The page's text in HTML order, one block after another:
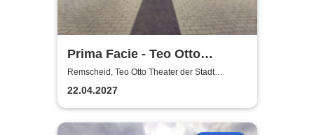
Prima Facie - Teo Otto
Theater
Remscheid, Teo Otto Theater der Stadt
Remscheid
22.04.2027